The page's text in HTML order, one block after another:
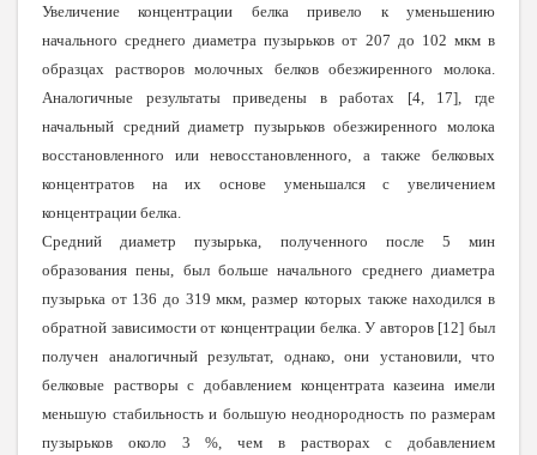
Увеличение концентрации белка привело к уменьшению
начального среднего диаметра пузырьков от 207 до 102 мкм в
образцах растворов молочных белков обезжиренного молока.
Аналогичные результаты приведены в работах [4, 17], где
начальный средний диаметр пузырьков обезжиренного молока
восстановленного или невосстановленного, а также белковых
концентратов на их основе уменьшался с увеличением
концентрации белка.
Средний диаметр пузырька, полученного после 5 мин
образования пены, был больше начального среднего диаметра
пузырька от 136 до 319 мкм, размер которых также находился в
обратной зависимости от концентрации белка. У авторов [12] был
получен аналогичный результат, однако, они установили, что
белковые растворы с добавлением концентрата казеина имели
меньшую стабильность и большую неоднородность по размерам
пузырьков около 3 %, чем в растворах с добавлением